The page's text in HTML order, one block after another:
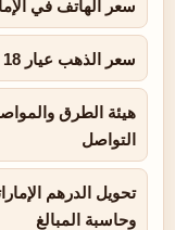
سعر الهاتف في الإمارات 2025:
سعر الذهب عيار 18 في الإمارات اليوم 388.50 درهم
هيئة الطرق
التواصل
تحويل الدرهم
وحاسبة المبالغ